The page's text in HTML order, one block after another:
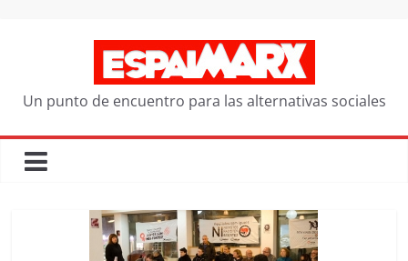
Un punto de encuentro para las alternativas sociales